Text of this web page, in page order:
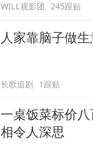
WILL观影团 245跟贴
人家靠脑子做
长歌追剧 1跟贴
一桌饭菜标价
相令人深思